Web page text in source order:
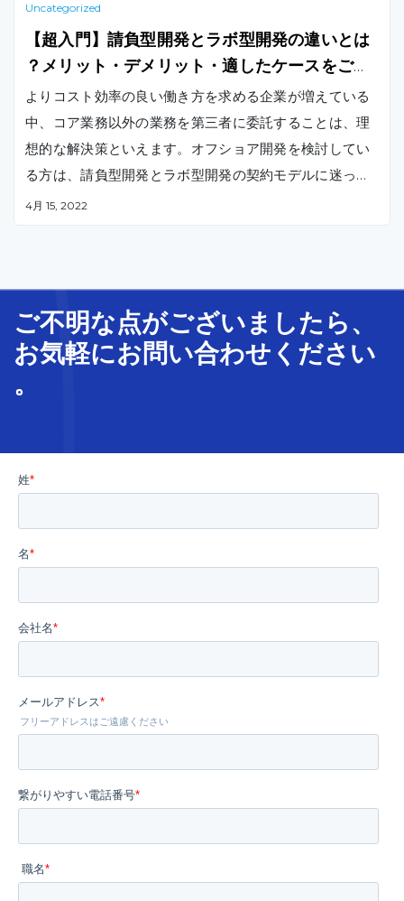
Uncategorized
【超入門】請負型開発とラボ型開発の違いとは
？メリット・デメリット・適したケースをご紹
介！
よりコスト効率の良い働き方を求める企業が増えている
中、コア業務以外の業務を第三者に委託することは、理
想的な解決策といえます。オフショア開発を検討してい
る方は、請負型開発とラボ型開発の契約モデルに迷って
いるかもしれません。本記事で、請負型開発とラボ型開
4月 15, 2022
ご不明な点がございましたら、
お気軽にお問い合わせ ください
。